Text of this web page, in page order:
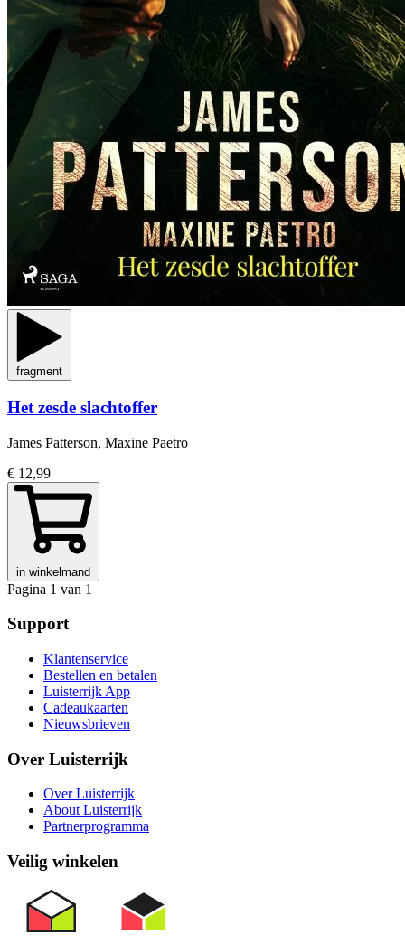
fragment
Het zesde slachtoffer
James Patterson, Maxine Paetro
€ 12,99
in winkelmand
Pagina 1 van 1
Support
Klantenservice
Bestellen en betalen
Luisterrijk App
Cadeaukaarten
Nieuwsbrieven
Over Luisterrijk
Over Luisterrijk
About Luisterrijk
Partnerprogramma
Veilig winkelen